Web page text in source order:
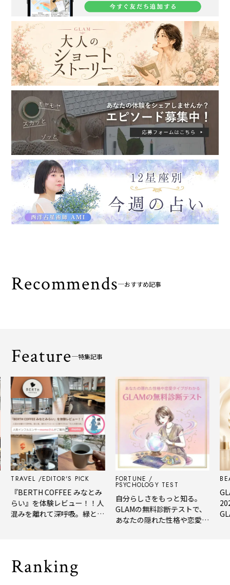
Recommends おすすめ記事
Feature 特集記事
EDITOR'S PICK
COFFEE みなとみ
』を体験レビュー！！人
を離れて深呼吸。緑と
FORTUNE
PSYCHOLOGY TEST
自分らしさをもっと知る。
GLAMの無料診断テストで、
あなたの隠れた性格や恋愛タ
BEAUTY
GLAM
2026
GLAM
Ranking